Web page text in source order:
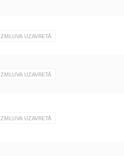
ZMLUVA UZAVRETÁ
ZMLUVA UZAVRETÁ
ZMLUVA UZAVRETÁ